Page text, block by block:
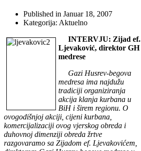
Published in Januar 18, 2007
Kategorija: Aktuelno
INTERVJU: Zijad ef.
Ljevaković, direktor GH
medrese
Gazi Husrev-begova
medresa ima najdužu
tradiciji organiziranja
akcija klanja kurbana u
BiH i širem regionu. O
ovogodišnjoj akciji, cijeni kurbana,
komercijalizaciji ovog vjerskog obreda i
duhovnoj dimenziji obreda žrtve
razgovaramo sa Zijadom ef. Ljevakovićem,